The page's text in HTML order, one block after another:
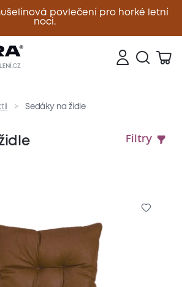
povlečení pro horké letní
noci.
Zavřít
Sedáky na židle
Filtry